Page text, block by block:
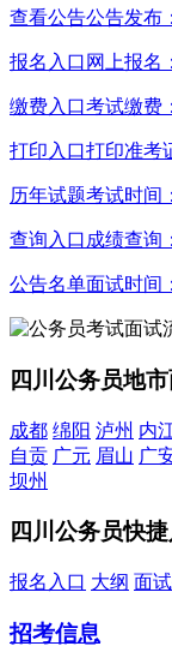
查看公告公告发布
报名入口 网上报名
缴费入口考试缴费
打印入口打印准考
历年试题考试时间
查询入口 成绩查询
公告名单面试时间
四川公务员地
成都 绵阳 泸州 内
自贡 广元 眉山 广
坝州
四川公务员快捷
报名入口 大纲 面
招考信息